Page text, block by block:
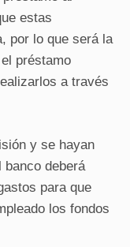
estas
por lo que será la
préstamo
a través
y se hayan
deberá
para que
los fondos